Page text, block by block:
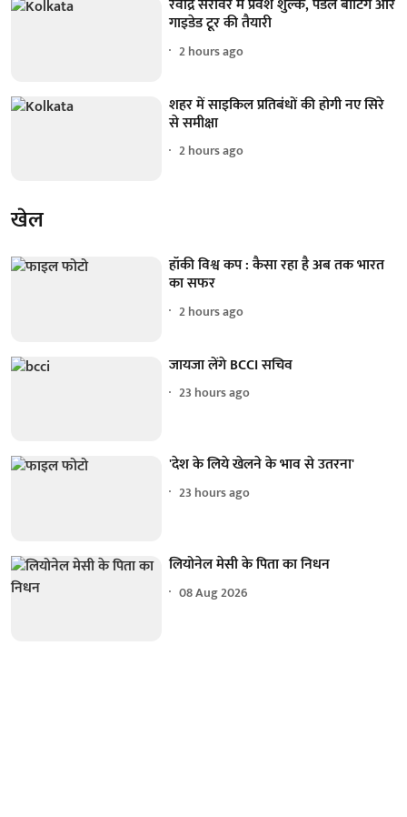
रवींद्र सरोवर में प्रवेश शुल्क, पैडल बोटिंग और
गाइडेड टूर की तैयारी
2 hours ago
शहर में साइकिल प्रतिबंधों की होगी नए सिरे
से समीक्षा
2 hours ago
खेल
हॉकी विश्व कप : कैसा रहा है अब तक भारत
का सफर
2 hours ago
जायजा लेंगे BCCI सचिव
23 hours ago
'देश के लिये खेलने के भाव से उतरना'
23 hours ago
लियोनेल मेसी के पिता का निधन
08 Aug 2026